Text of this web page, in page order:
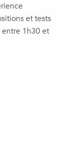
et tests
entre 1h30 et